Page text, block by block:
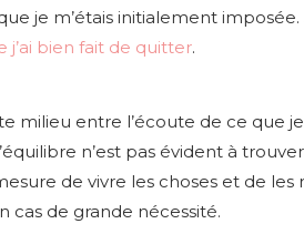
je m’étais initialement imposée.
j’ai bien fait de quitter.
milieu entre l’écoute de ce que
n’est pas évident à
de vivre les choses et de
de grande nécessité.